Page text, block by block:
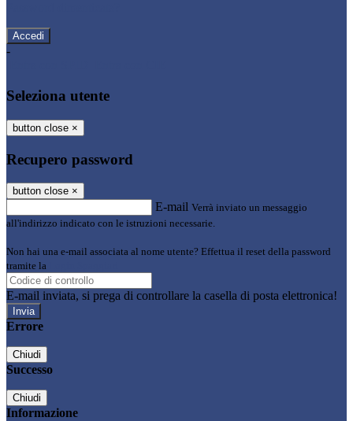
-
Seleziona utente
button close ×
Recupero password
button close ×
E-mail Verrà inviato un messaggio
all'indirizzo indicato con le istruzioni necessarie.
Non hai una e-mail associata al nome utente? Effettua il reset della password
tramite la
E-mail inviata, si prega di controllare la casella di posta elettronica!
Errore
Chiudi
Successo
Chiudi
Informazione